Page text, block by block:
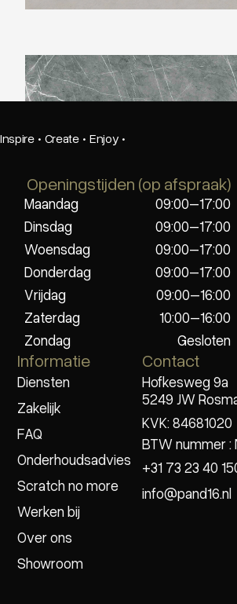
Neolith Zaha Stone
Inspire · Create · Enjoy ·
Openingstijden (op afspraak)
Maandag
09:00–17:00
Dinsdag
09:00–17:00
Woensdag
09:00–17:00
Donderdag
09:00–17:00
Vrijdag
09:00–16:00
Zaterdag
10:00–16:00
Zondag
Gesloten
Informatie
Diensten
Zakelijk
FAQ
Onderhoudsadvies
Scratch no more
Werken bij
Over ons
Showroom
Contact
Hofkesweg 9a
5249 JW
KVK: 84681020
BTW nummer :
+31 73 23 40
info@pand16.nl